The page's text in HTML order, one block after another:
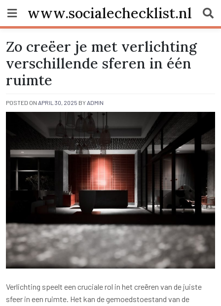
content
www.socialechecklist.nl
Zo creëer je met verlichting
verschillende sferen in één
ruimte
POSTED ON APRIL 30, 2025 BY ADMIN
Verlichting speelt een cruciale rol in het creëren van de juiste
sfeer in een ruimte. Het kan de gemoedstoestand van de